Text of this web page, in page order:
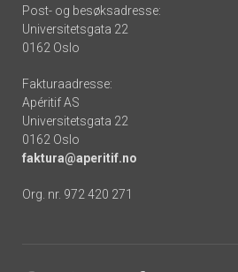
Post- og besøksadresse:
Universitetsgata 22
0162 Oslo
Fakturaadresse:
Apéritif AS
Universitetsgata 22
0162 Oslo
faktura@aperitif.no
Org. nr. 972 420 271